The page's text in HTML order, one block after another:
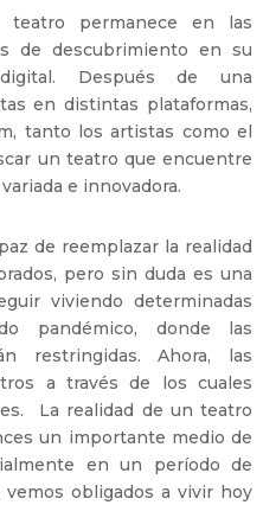
permanece en las
de descubrimiento en su
Después de una
en distintas plataformas,
tanto los artistas como el
un teatro que encuentre
e innovadora.
de reemplazar la realidad
pero sin duda es una
viviendo determinadas
pandémico, donde las
restringidas. Ahora, las
a través de los cuales
La realidad de un teatro
un importante medio de
en un período de
obligados a vivir hoy